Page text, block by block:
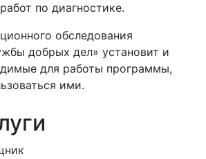
по диагностике.
обследования
добрых дел» установит и
для работы программы,
ими.